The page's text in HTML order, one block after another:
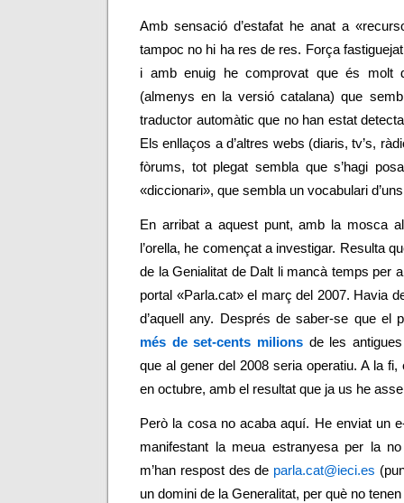
Amb sensació d’estafat he anat a
tampoc no hi ha res de res. Força
i amb enuig he comprovat que és molt
(almenys en la versió catalana) que
traductor automàtic que no han estat
Els enllaços a d’altres webs (diaris, tv’s,
fòrums, tot plegat sembla que s’hagi
«diccionari», que sembla un vocabulari
En arribat a aquest punt, amb la mosca
l’orella, he començat a investigar. Resulta
de la Genialitat de Dalt li mancà temps per
portal «Parla.cat» el març del 2007. Havia
d’aquell any. Després de saber-se que el
més de set-cents milions de les
que al gener del 2008 seria operatiu. A la fi,
en octubre, amb el resultat que ja us he
Però la cosa no acaba aquí. He enviat un
manifestant la meua estranyesa per la
m’han respost des de parla.cat@ieci.es
un domini de la Generalitat, per què no